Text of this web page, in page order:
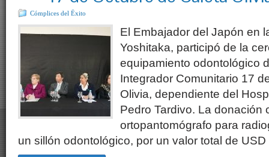
Cómplices del Ëxito
El Embajador del Japón en
Yoshitaka, participó de la
equipamiento odontológico
Integrador Comunitario 17
Olivia, dependiente del
Pedro Tardivo. La donación
ortopantomógrafo para
un sillón odontológico, por un valor total de